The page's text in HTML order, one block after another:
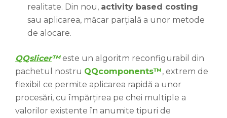
realitate. Din nou, activity based costing
sau aplicarea, măcar parțială a unor metode
de alocare.
QQslicer™ este un algoritm reconfigurabil din
pachetul nostru QQcomponents™, extrem de
flexibil ce permite aplicarea rapidă a unor
procesări, cu împărțirea pe chei multiple a
valorilor existente în anumite tipuri de